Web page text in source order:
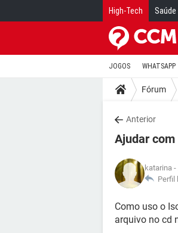
High-Tech Saúde
JOGOS WHATSAPP
Fórum
Anterior
Ajudar
katarina -
Perfil
Como uso o
arquivo no cd